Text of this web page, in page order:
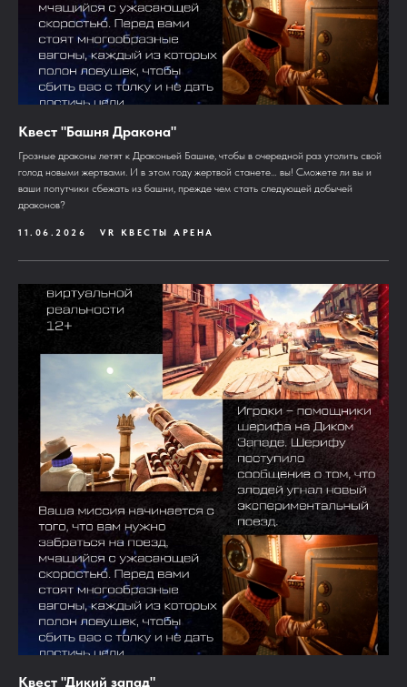
Квест "Башня Дракона"
Грозные драконы летят к Драконьей Башне, чтобы в очередной раз утолить свой
голод новыми жертвами. И в этом году жертвой станете… вы! Сможете ли вы и
ваши попутчики сбежать из башни, прежде чем стать следующей добычей
драконов?
11.06.2026 VR КВЕСТЫ АРЕНА
Квест "Дикий запад"